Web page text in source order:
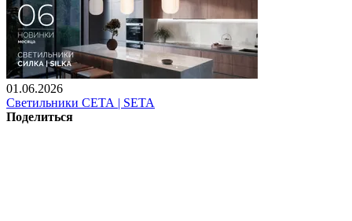
01.06.2026
Светильники СЕТА | SETA
Поделиться